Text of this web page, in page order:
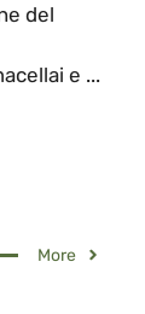
del
e ...
More